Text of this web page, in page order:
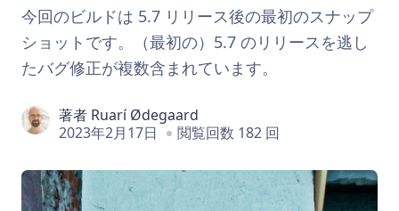
今回のビルドは 5.7 リリース後の最初のスナップ
ショットです。（最初の）5.7 のリリースを逃し
たバグ修正が複数含まれています。
著者 Ruarí Ødegaard
2023年2月17日
閲覧回数 182 回